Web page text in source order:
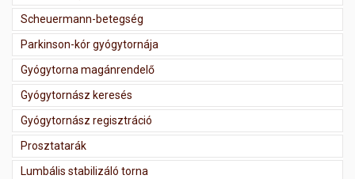
Scheuermann-betegség
Parkinson-kór gyógytornája
Gyógytorna magánrendelő
Gyógytornász keresés
Gyógytornász regisztráció
Prosztatarák
Lumbális stabilizáló torna